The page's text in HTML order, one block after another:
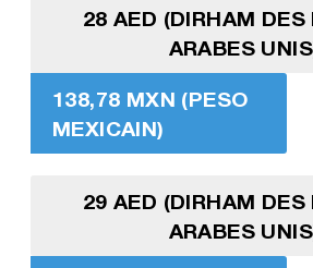
28 AED (DIRHAM DES
ARABES
138,78 MXN (PESO
MEXICAIN)
29 AED (DIRHAM DES
ARABES